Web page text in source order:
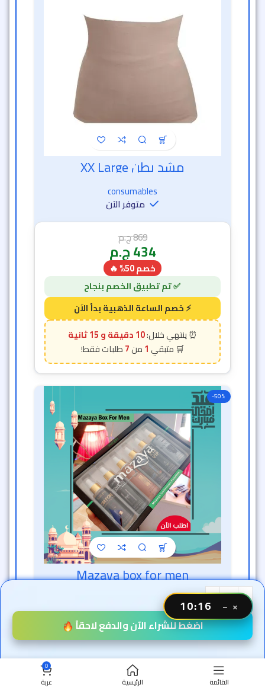
خصم الساعة الذهبيةمشد بطن XX Large
consumables
متوفر الآن
869ج.م
434ج.م
خصم 50% 🔥
10 دقيقة و 12 ثانية
1
7
-50%
خصم الساعة الذهبيةMazaya box for men
متوفر الآن
889ج.م
444ج.م
خصم 50% 🔥
اضغط للشراء الآن والدفع لاحقاً
القائمة الرئيسية
0
عربة
×
−
10:13